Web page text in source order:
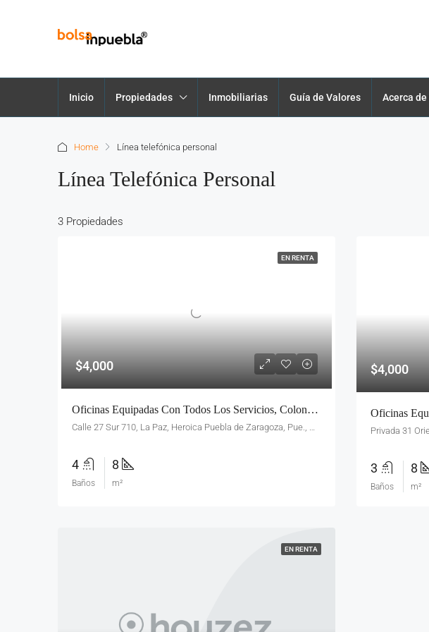
Inicio Propiedades Inmobiliarias Guía de Valores Acerca
Home Línea telefónica personal
Línea Telefónica Personal
3 Propiedades
EN RENTA
$4,000
Oficinas Equipadas Con Todos Los Servicios, Colonia La Paz
Calle 27 Sur 710, La Paz, Heroica Puebla de Zaragoza, Pue., México
4
Baños
8
m²
$4,000
3
Baños
8
m²
EN RENTA